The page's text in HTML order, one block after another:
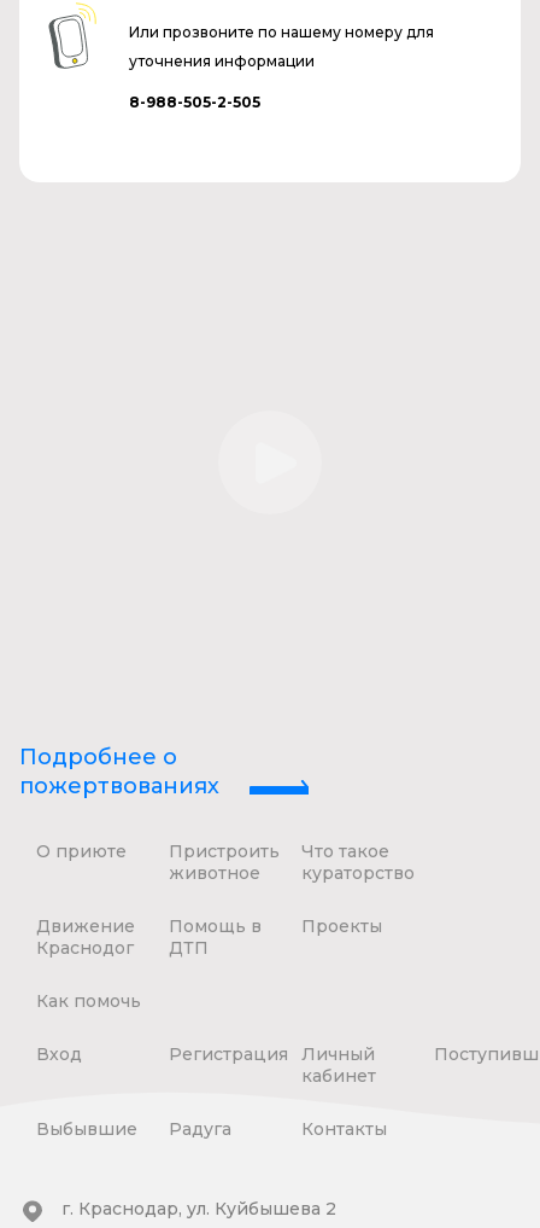
Или прозвоните по нашему номеру для
уточнения информации
8-988-505-2-505
Подробнее о
пожертвованиях
О приюте
Пристроить
животное
Что такое
кураторство
Движение
Краснодог
Помощь в
ДТП
Проекты
Как помочь
Вход Регистрация
Личный
кабинет
Выбывшие Радуга Контакты
г. Краснодар, ул. Куйбышева 2